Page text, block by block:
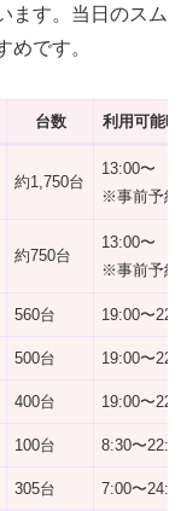
ます。当日のスム
めです。
台数 利用可能時
約1,750台
13:00〜
※事前予約
約750台
13:00〜
※事前予約
560台 19:00〜
500台 19:00〜
400台 19:00〜
100台 8:30〜22:00
305台 7:00〜24:00